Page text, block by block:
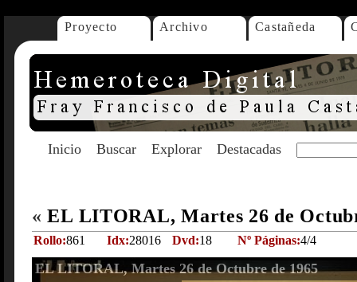
Proyecto Archivo Castañeda
Inicio Buscar Explorar Destacadas
« EL LITORAL, Martes 26 de
Rollo:861 Idx:28016 Dvd:18 Nº Páginas:4/4
EL LITORAL, Martes 26 de Octubre de 1965